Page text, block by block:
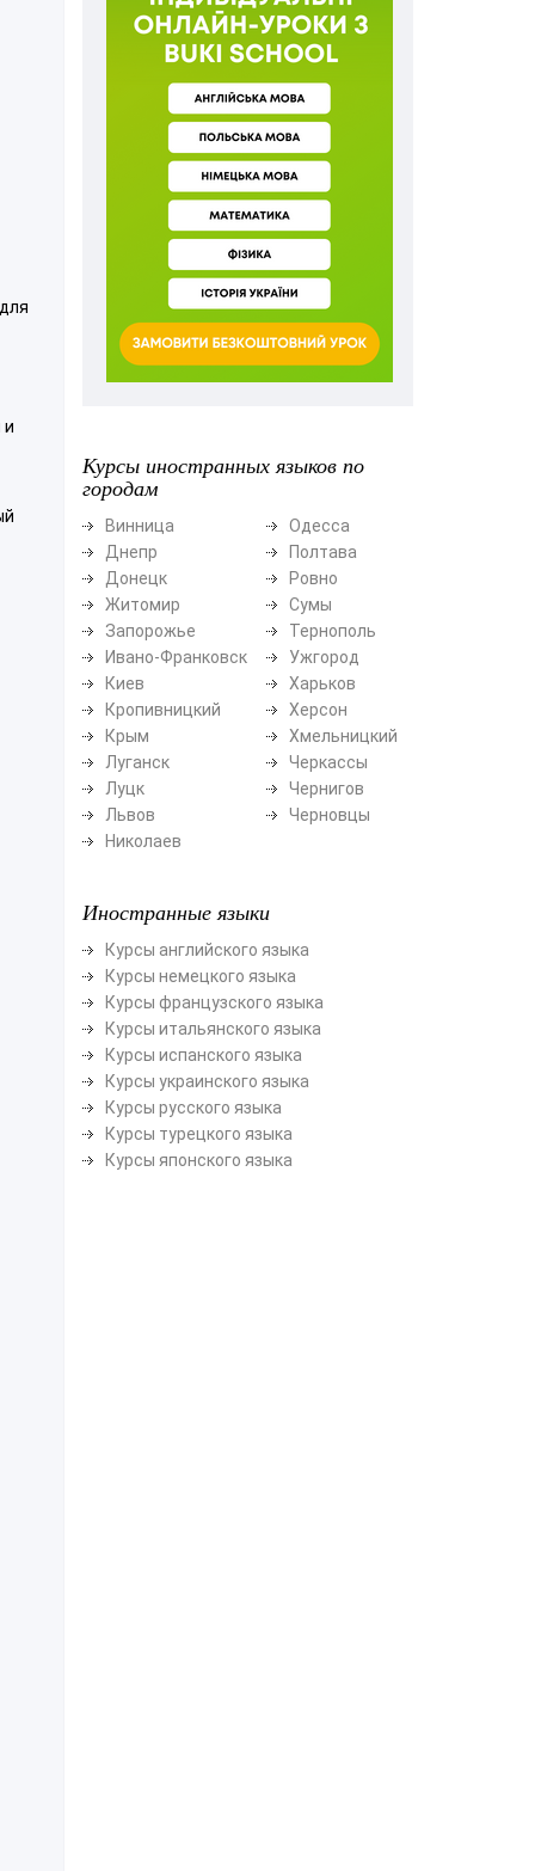
и
Курсы иностранных языков по
городам
Винница
Днепр
Донецк
Житомир
Запорожье
Ивано-Франковск
Киев
Кропивницкий
Крым
Луганск
Луцк
Львов
Николаев
Одесса
Полтава
Ровно
Сумы
Тернополь
Ужгород
Харьков
Херсон
Хмельницкий
Черкассы
Чернигов
Черновцы
Иностранные языки
Курсы английского языка
Курсы немецкого языка
Курсы французского языка
Курсы итальянского языка
Курсы испанского языка
Курсы украинского языка
Курсы русского языка
Курсы турецкого языка
Курсы японского языка